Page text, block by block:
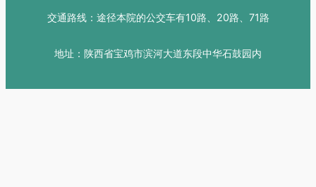
交通路线：途径本院的公交车有10路、20路、71路
地址：陕西省宝鸡市滨河大道东段中华石鼓园内